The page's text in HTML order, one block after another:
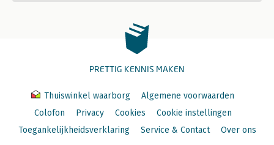
PRETTIG KENNIS MAKEN
Thuiswinkel waarborg
Algemene voorwaarden
Colofon
Privacy Cookies
Cookie instellingen
Toegankelijkheidsverklaring
Service & Contact Over ons